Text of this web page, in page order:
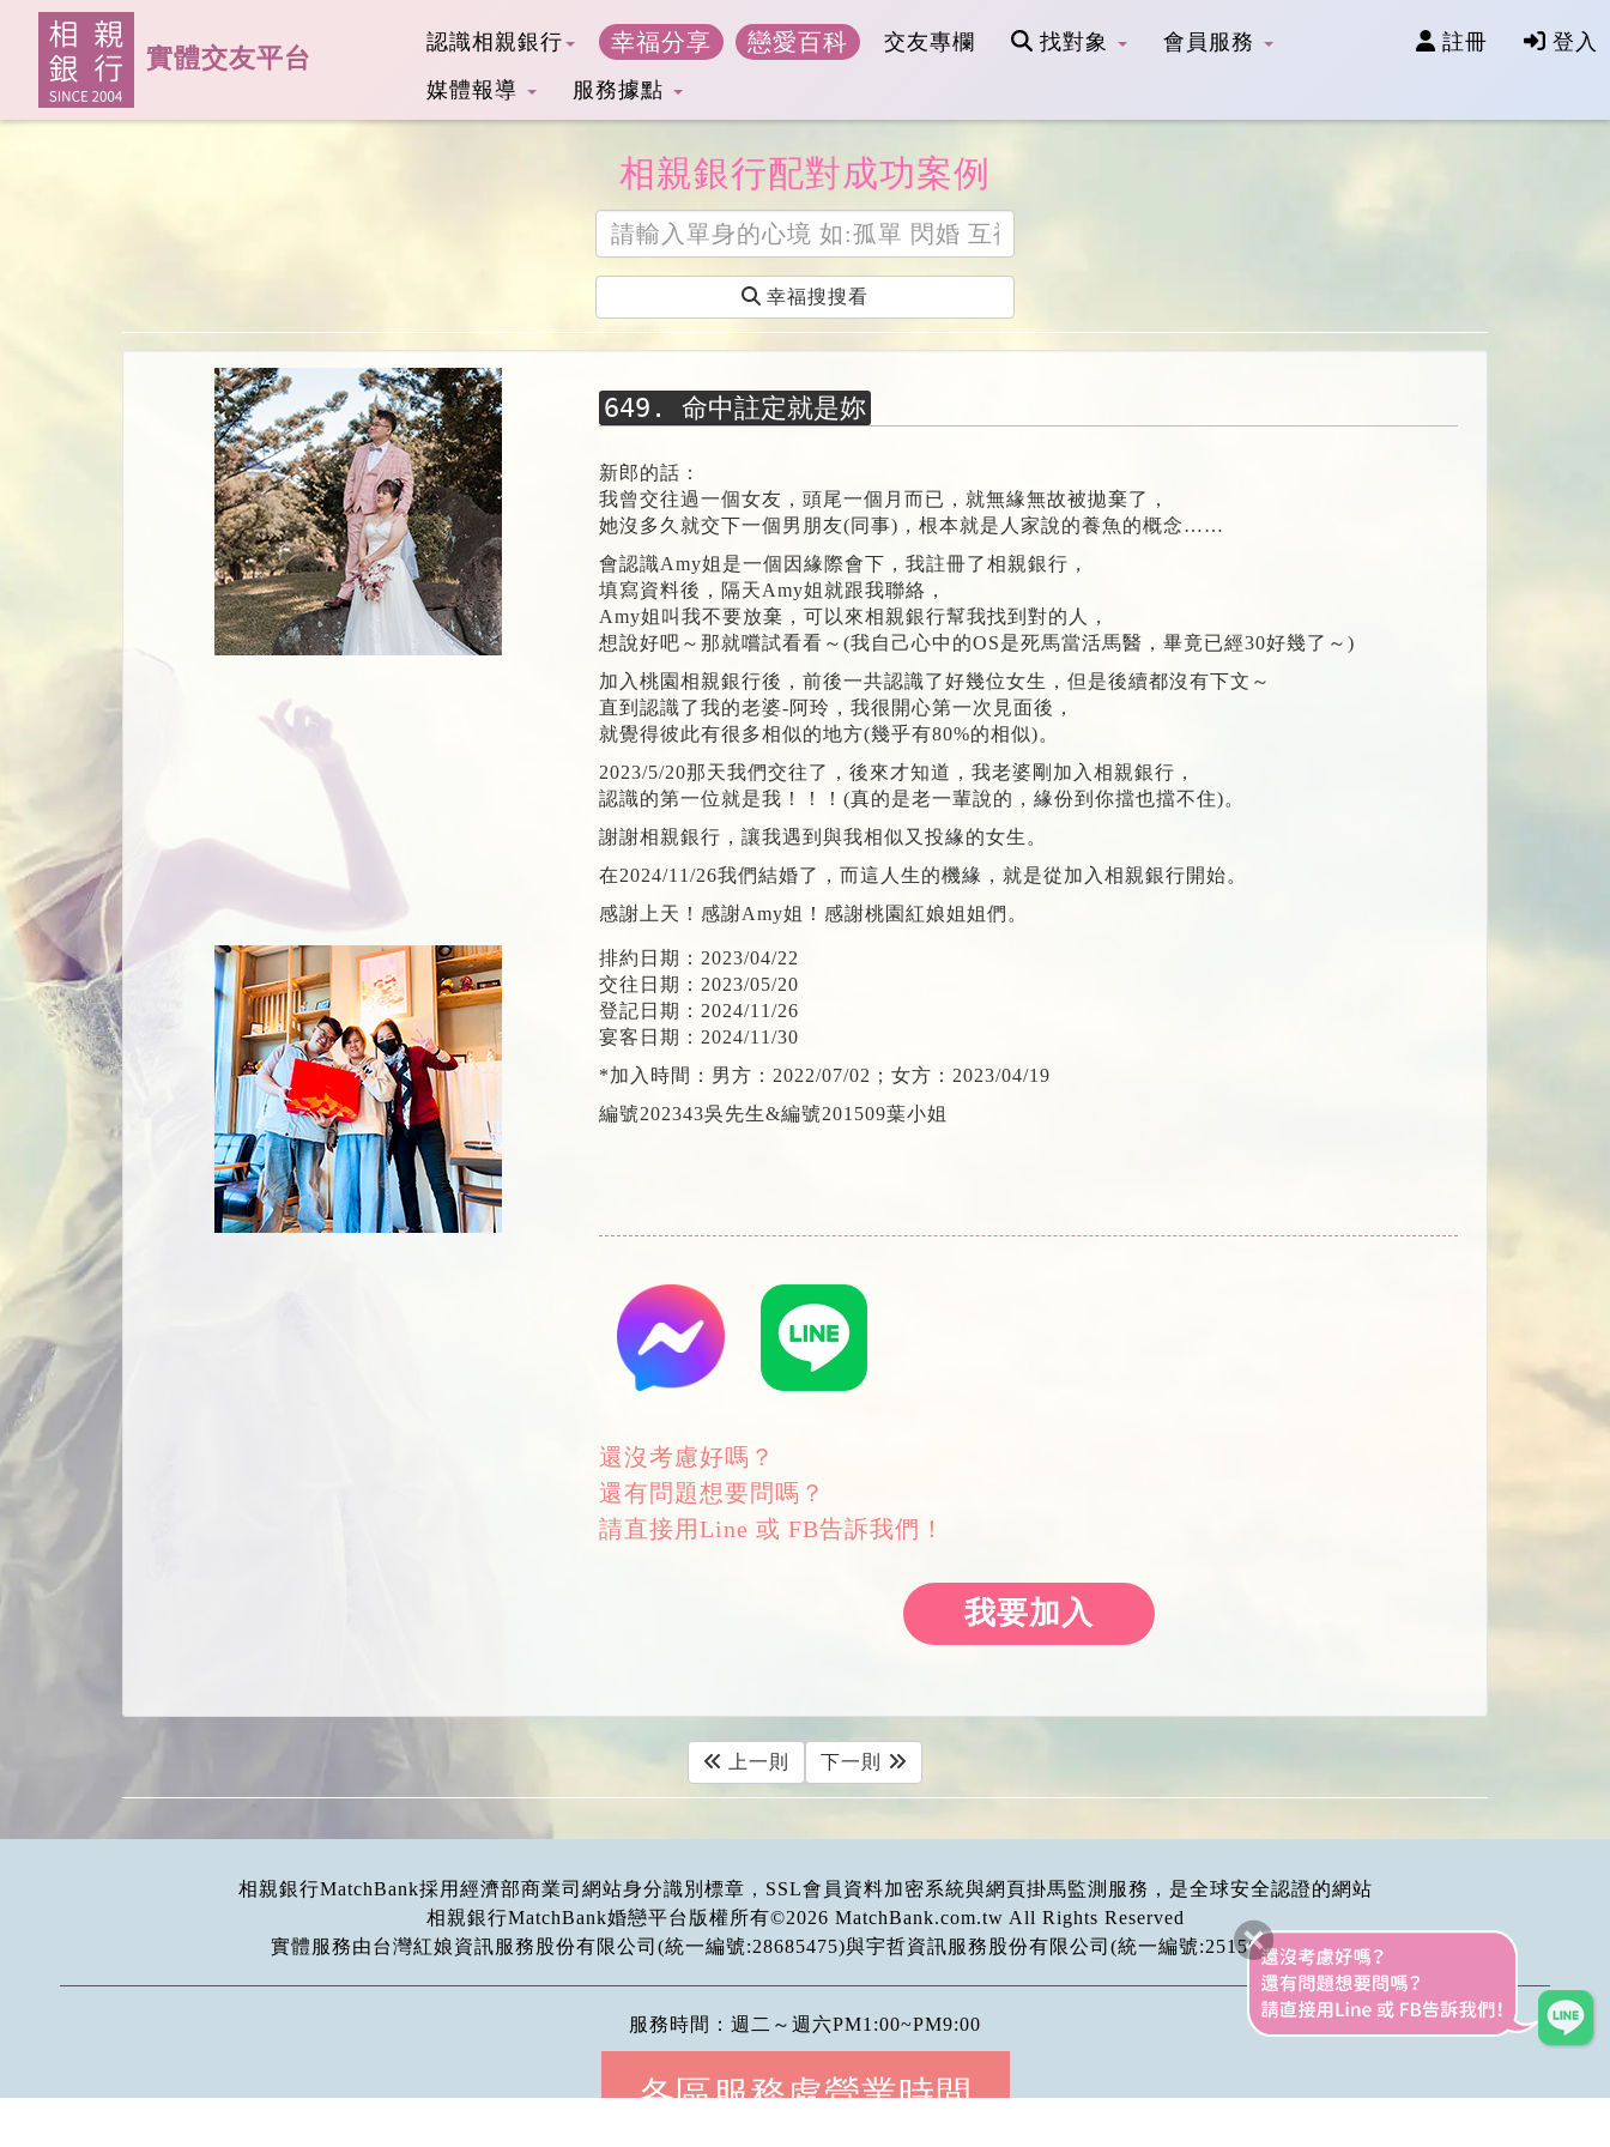
實體交友平台
認識相親銀行 幸福分享 戀愛百科 交友專欄 找對象
會員服務
媒體報導
服務據點
註冊 登入
相親銀行配對成功案例
幸福搜搜看
幸福搜搜看
649. 命中註定就是妳
新郎的話：
我曾交往過一個女友，頭尾一個月而已，就無緣無故被拋棄了，
她沒多久就交下一個男朋友(同事)，根本就是人家說的養魚的概念……
會認識Amy姐是一個因緣際會下，我註冊了相親銀行，
填寫資料後，隔天Amy姐就跟我聯絡，
Amy姐叫我不要放棄，可以來相親銀行幫我找到對的人，
想說好吧～那就嚐試看看～(我自己心中的OS是死馬當活馬醫，畢竟已經30好幾了～)
加入桃園相親銀行後，前後一共認識了好幾位女生，但是後續都沒有下文～
直到認識了我的老婆-阿玲，我很開心第一次見面後，
就覺得彼此有很多相似的地方(幾乎有80%的相似)。
2023/5/20那天我們交往了，後來才知道，我老婆剛加入相親銀行，
認識的第一位就是我！！！(真的是老一輩說的，緣份到你擋也擋不住)。
謝謝相親銀行，讓我遇到與我相似又投緣的女生。
在2024/11/26我們結婚了，而這人生的機緣，就是從加入相親銀行開始。
感謝上天！感謝Amy姐！感謝桃園紅娘姐姐們。
排約日期：2023/04/22
交往日期：2023/05/20
登記日期：2024/11/26
宴客日期：2024/11/30
*加入時間：男方：2022/07/02；女方：2023/04/19
編號202343吳先生&編號201509葉小姐
還沒考慮好嗎？
還有問題想要問嗎？
請直接用Line 或 FB告訴我們！
我要加入
上一則 下一則
相親銀行MatchBank採用經濟部商業司網站身分識別標章，SSL會員資料加密系統與網頁掛馬監測服務，是全球安全認證的網站
相親銀行MatchBank婚戀平台版權所有©2026 MatchBank.com.tw All Rights Reserved
實體服務由台灣紅娘資訊服務股份有限公司(統一編號:28685475)與宇哲資訊服務股份有限公司(統一編號:25159532)提供
服務時間：週二～週六PM1:00~PM9:00
各區服務處營業時間